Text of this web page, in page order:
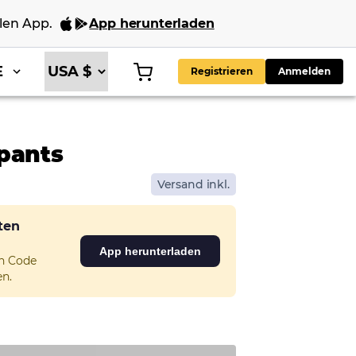
App. App herunterladen
Registrieren Anmelden
Versand inkl.
Code
App herunterladen